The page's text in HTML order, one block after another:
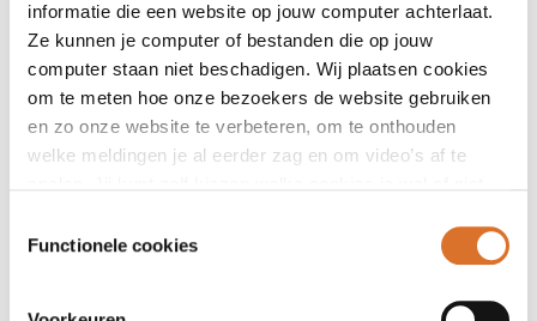
informatie die een website op jouw computer achterlaat.
Ze kunnen je computer of bestanden die op jouw
computer staan niet beschadigen. Wij plaatsen cookies
om te meten hoe onze bezoekers de website gebruiken
en zo onze website te verbeteren, om te onthouden
welke meldingen je al eerder zag en om video’s af te
Functionele cookies